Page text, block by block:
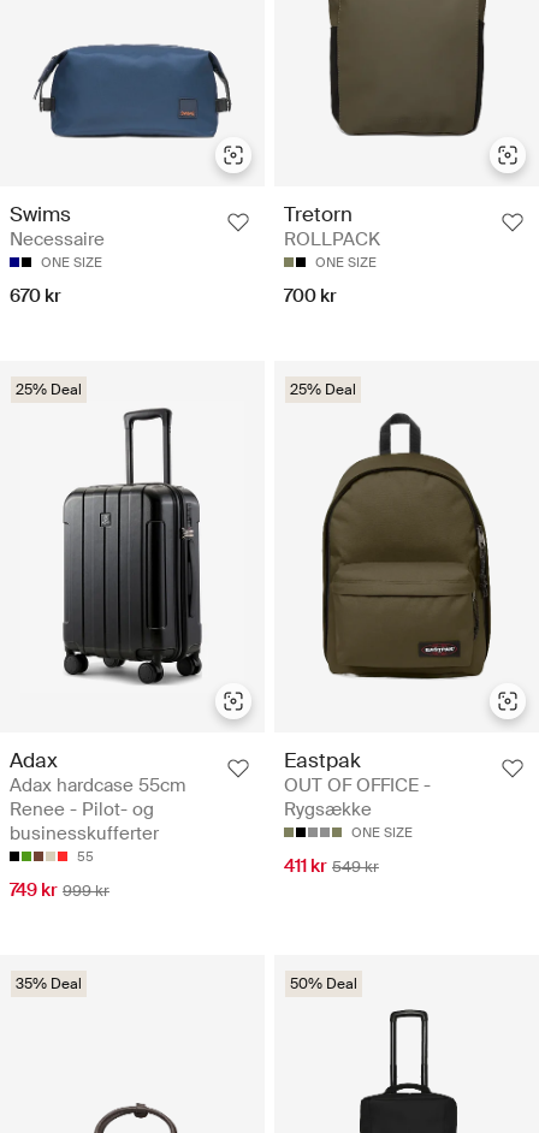
Swims
Necessaire
ONE SIZE
670 kr
Tretorn
ROLLPACK
ONE SIZE
700 kr
25% Deal
Adax
Adax hardcase 55cm
Renee - Pilot- og
businesskufferter
55
749 kr 999 kr
25% Deal
Eastpak
OUT OF OFFICE -
Rygsække
ONE SIZE
411 kr 549 kr
35% Deal 50% Deal